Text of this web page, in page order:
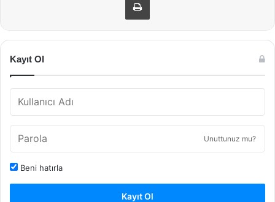
Kayıt Ol
Unuttunuz mu?
Beni hatırla
Kayıt Ol